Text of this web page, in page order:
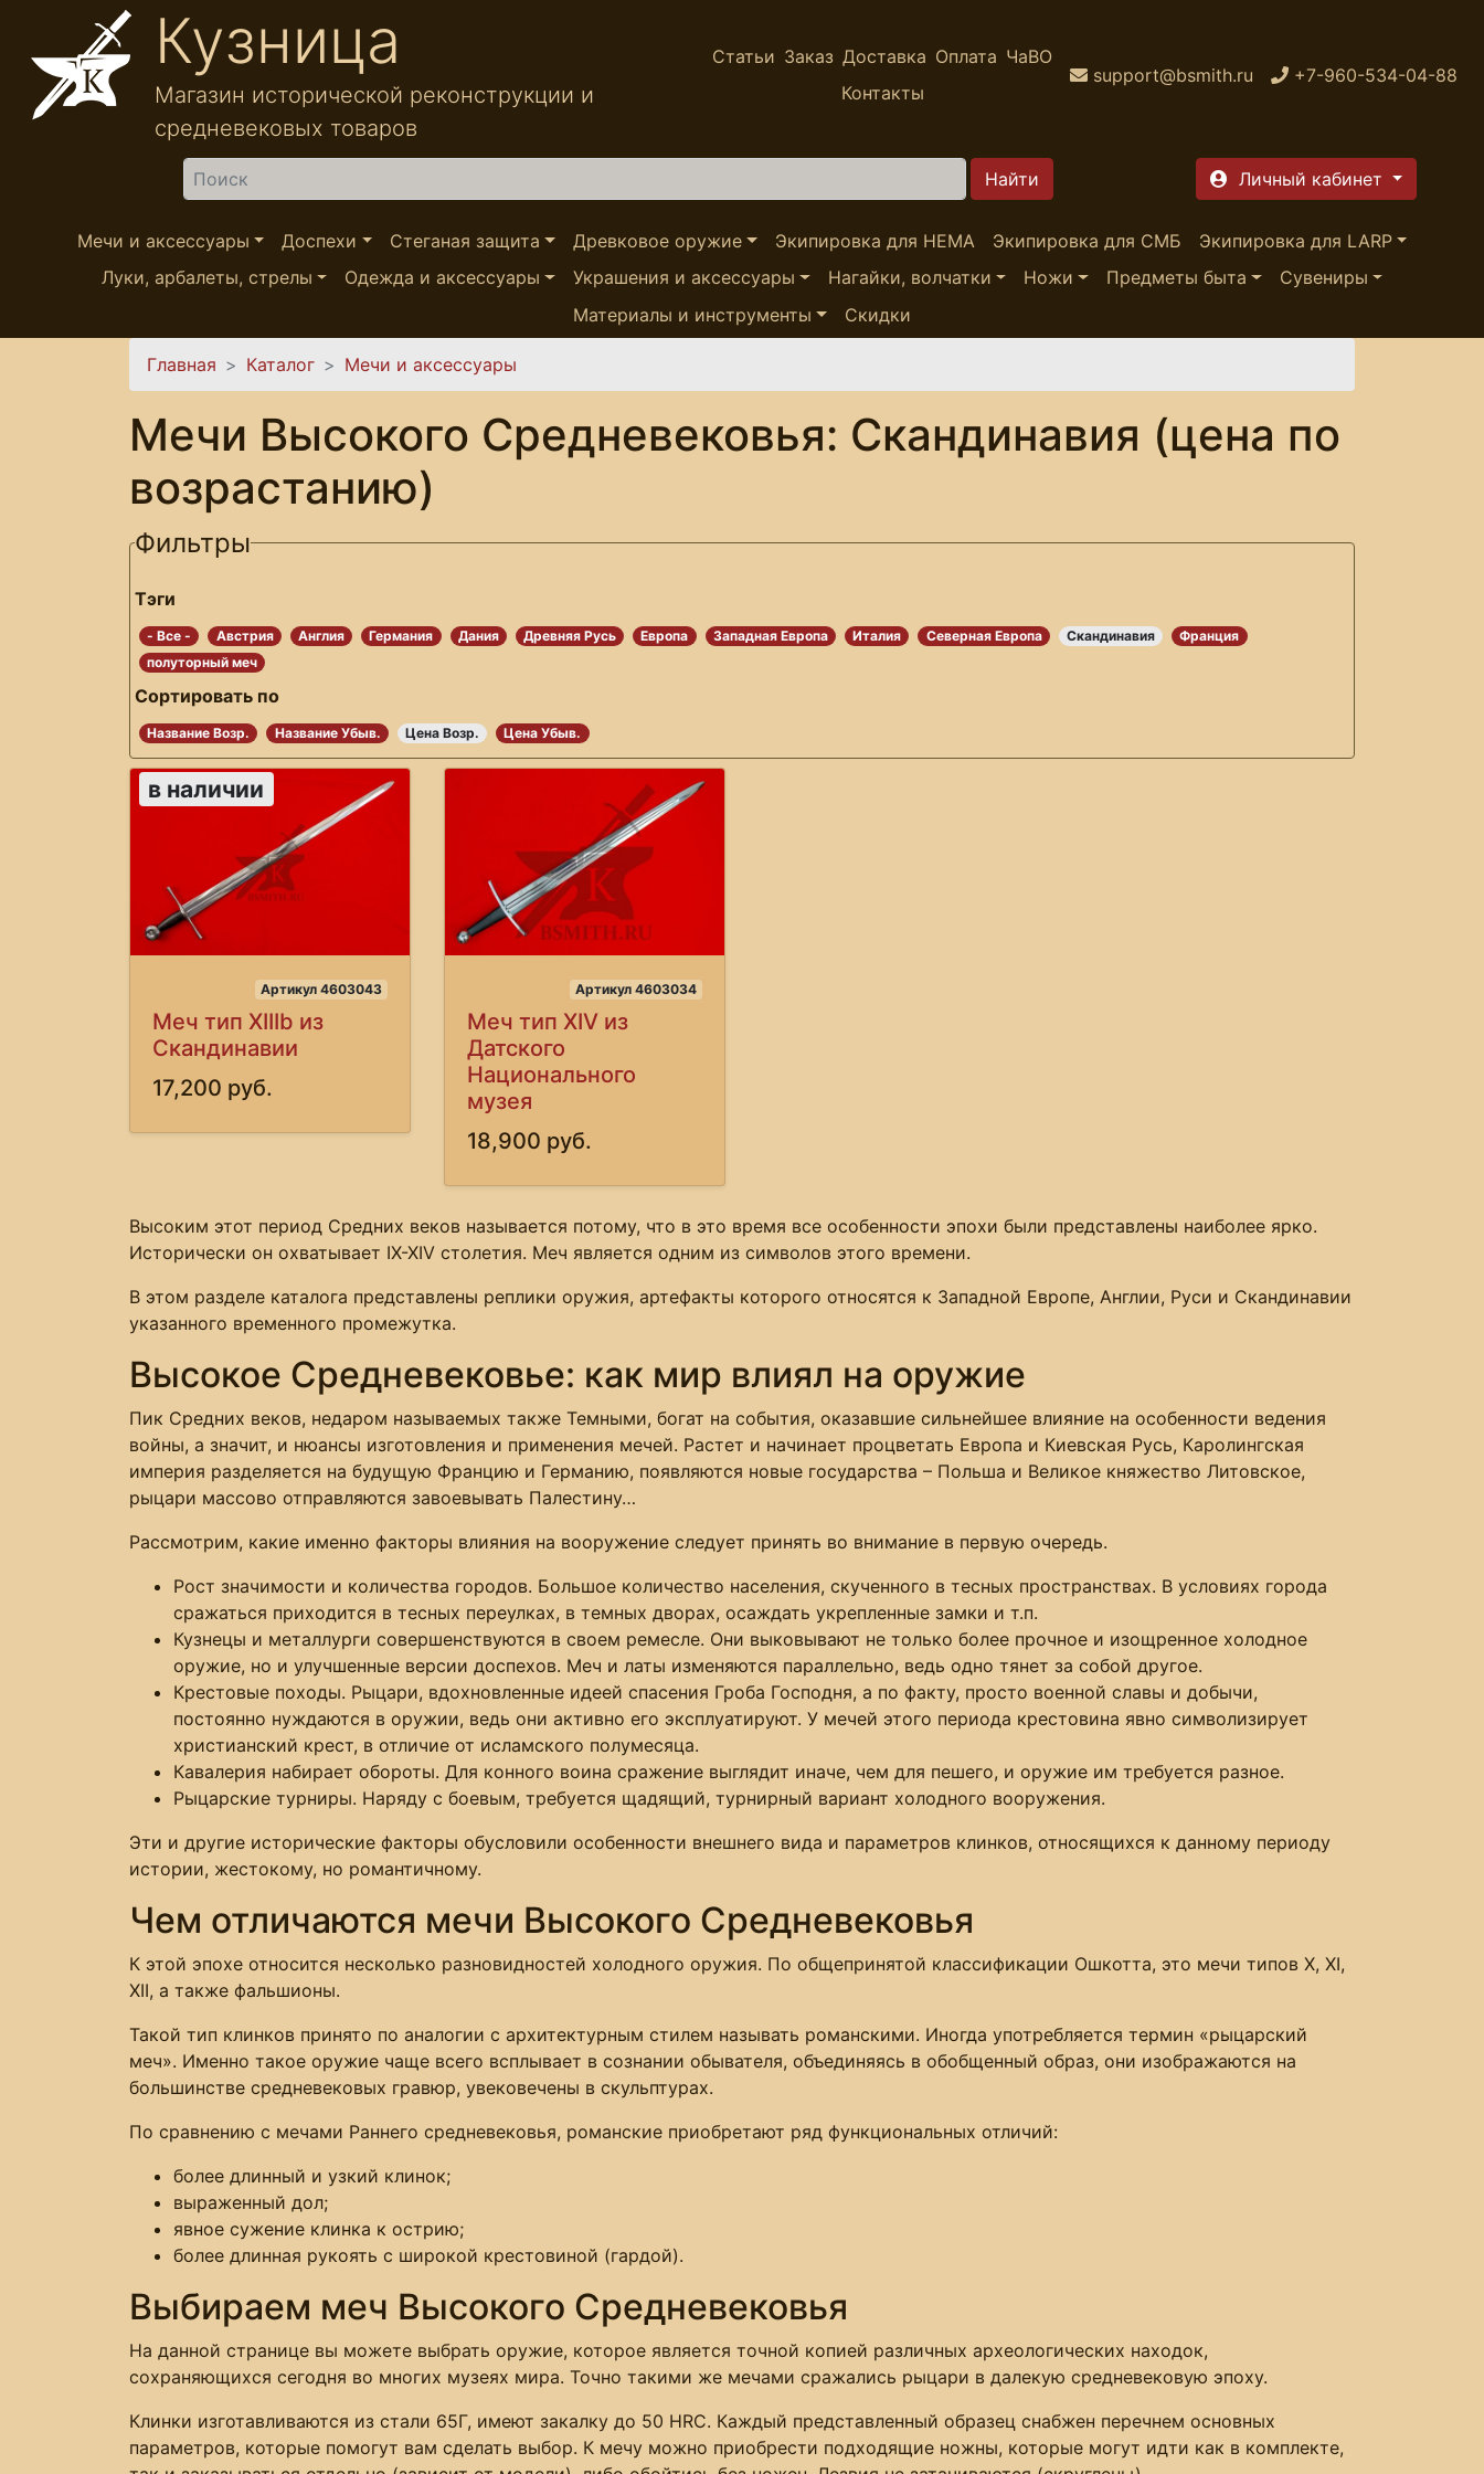
Перейти к основному содержанию
Кузница
Магазин исторической реконструкции и
средневековых товаров
Статьи Заказ Доставка Оплата ЧаВО
Контакты
support@bsmith.ru +7-960-534-04-88
Найти Личный кабинет
Мечи и аксессуары Доспехи Стеганая защита Древковое оружие Экипировка для HEMA Экипировка для СМБ
Экипировка для LARP
Луки, арбалеты, стрелы
Одежда и аксессуары Украшения и аксессуары Нагайки, волчатки Ножи Предметы быта
Сувениры
Материалы и инструменты
Скидки
Вы здесь
Главная Каталог Мечи и аксессуары
Мечи Высокого Средневековья: Скандинавия (цена по
возрастанию)
Фильтры
Тэги
- Все - Австрия Англия Германия Дания Древняя Русь Европа Западная Европа Италия Северная Европа Скандинавия
Франция
полуторный меч
Сортировать по
Название Возр. Название Убыв. Цена Возр. Цена Убыв.
в наличии
Артикул 4603043
Меч тип XIIIb из
Скандинавии
17,200 руб.
Артикул 4603034
Меч тип XIV из
Датского
Национального
музея
18,900 руб.
Высоким этот период Средних веков называется потому, что в это время все особенности эпохи были представлены наиболее ярко.
Исторически он охватывает ІХ-ХІV столетия. Меч является одним из символов этого времени.
В этом разделе каталога представлены реплики оружия, артефакты которого относятся к Западной Европе, Англии, Руси и Скандинавии
указанного временного промежутка.
Высокое Средневековье: как мир влиял на оружие
Пик Средних веков, недаром называемых также Темными, богат на события, оказавшие сильнейшее влияние на особенности ведения
войны, а значит, и нюансы изготовления и применения мечей. Растет и начинает процветать Европа и Киевская Русь, Каролингская
империя разделяется на будущую Францию и Германию, появляются новые государства – Польша и Великое княжество Литовское,
рыцари массово отправляются завоевывать Палестину…
Рассмотрим, какие именно факторы влияния на вооружение следует принять во внимание в первую очередь.
Рост значимости и количества городов. Большое количество населения, скученного в тесных пространствах. В условиях города
сражаться приходится в тесных переулках, в темных дворах, осаждать укрепленные замки и т.п.
Кузнецы и металлурги совершенствуются в своем ремесле. Они выковывают не только более прочное и изощренное холодное
оружие, но и улучшенные версии доспехов. Меч и латы изменяются параллельно, ведь одно тянет за собой другое.
Крестовые походы. Рыцари, вдохновленные идеей спасения Гроба Господня, а по факту, просто военной славы и добычи,
постоянно нуждаются в оружии, ведь они активно его эксплуатируют. У мечей этого периода крестовина явно символизирует
христианский крест, в отличие от исламского полумесяца.
Кавалерия набирает обороты. Для конного воина сражение выглядит иначе, чем для пешего, и оружие им требуется разное.
Рыцарские турниры. Наряду с боевым, требуется щадящий, турнирный вариант холодного вооружения.
Эти и другие исторические факторы обусловили особенности внешнего вида и параметров клинков, относящихся к данному периоду
истории, жестокому, но романтичному.
Чем отличаются мечи Высокого Средневековья
К этой эпохе относится несколько разновидностей холодного оружия. По общепринятой классификации Ошкотта, это мечи типов X, XI,
XII, а также фальшионы.
Такой тип клинков принято по аналогии с архитектурным стилем называть романскими. Иногда употребляется термин «рыцарский
меч». Именно такое оружие чаще всего всплывает в сознании обывателя, объединяясь в обобщенный образ, они изображаются на
большинстве средневековых гравюр, увековечены в скульптурах.
По сравнению с мечами Раннего средневековья, романские приобретают ряд функциональных отличий:
более длинный и узкий клинок;
выраженный дол;
явное сужение клинка к острию;
более длинная рукоять с широкой крестовиной (гардой).
Выбираем меч Высокого Средневековья
На данной странице вы можете выбрать оружие, которое является точной копией различных археологических находок,
сохраняющихся сегодня во многих музеях мира. Точно такими же мечами сражались рыцари в далекую средневековую эпоху.
Клинки изготавливаются из стали 65Г, имеют закалку до 50 HRC. Каждый представленный образец снабжен перечнем основных
параметров, которые помогут вам сделать выбор. К мечу можно приобрести подходящие ножны, которые могут идти как в комплекте,